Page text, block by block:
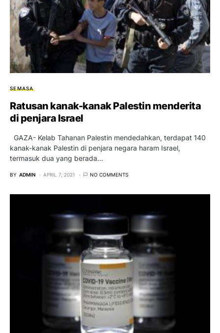
SEMASA
Ratusan kanak-kanak Palestin menderita
di penjara Israel
GAZA- Kelab Tahanan Palestin mendedahkan, terdapat 140
kanak-kanak Palestin di penjara negara haram Israel,
termasuk dua yang berada…
BY ADMIN APRIL 7, 2021 NO COMMENTS